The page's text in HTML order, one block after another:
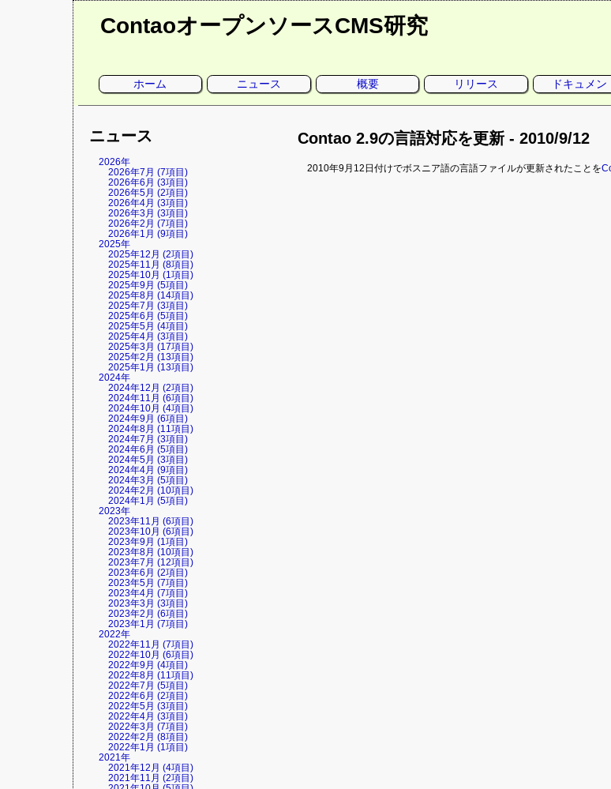
ContaoオープンソースCMS研究
ー
ホーム ニュース 概要 リリース ドキュメン
Contao 2.9の言語対応を更新 - 2010/9/12
2010年9月12日付けでボスニア語の言語ファイルが更新されたことを
ニュース
2026年
2026年7月 (7項目)
2026年6月 (3項目)
2026年5月 (2項目)
2026年4月 (3項目)
2026年3月 (3項目)
2026年2月 (7項目)
2026年1月 (9項目)
2025年
2025年12月 (2項目)
2025年11月 (8項目)
2025年10月 (1項目)
2025年9月 (5項目)
2025年8月 (14項目)
2025年7月 (3項目)
2025年6月 (5項目)
2025年5月 (4項目)
2025年4月 (3項目)
2025年3月 (17項目)
2025年2月 (13項目)
2025年1月 (13項目)
2024年
2024年12月 (2項目)
2024年11月 (6項目)
2024年10月 (4項目)
2024年9月 (6項目)
2024年8月 (11項目)
2024年7月 (3項目)
2024年6月 (5項目)
2024年5月 (3項目)
2024年4月 (9項目)
2024年3月 (5項目)
2024年2月 (10項目)
2024年1月 (5項目)
2023年
2023年11月 (6項目)
2023年10月 (6項目)
2023年9月 (1項目)
2023年8月 (10項目)
2023年7月 (12項目)
2023年6月 (2項目)
2023年5月 (7項目)
2023年4月 (7項目)
2023年3月 (3項目)
2023年2月 (6項目)
2023年1月 (7項目)
2022年
2022年11月 (7項目)
2022年10月 (6項目)
2022年9月 (4項目)
2022年8月 (11項目)
2022年7月 (5項目)
2022年6月 (2項目)
2022年5月 (3項目)
2022年4月 (3項目)
2022年3月 (7項目)
2022年2月 (8項目)
2022年1月 (1項目)
2021年
2021年12月 (4項目)
2021年11月 (2項目)